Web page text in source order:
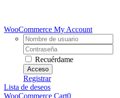
WooCommerce My Account
Username:
Contraseña
Recuérdame
Registrar
Lista de deseos
WooCommerce Cart0